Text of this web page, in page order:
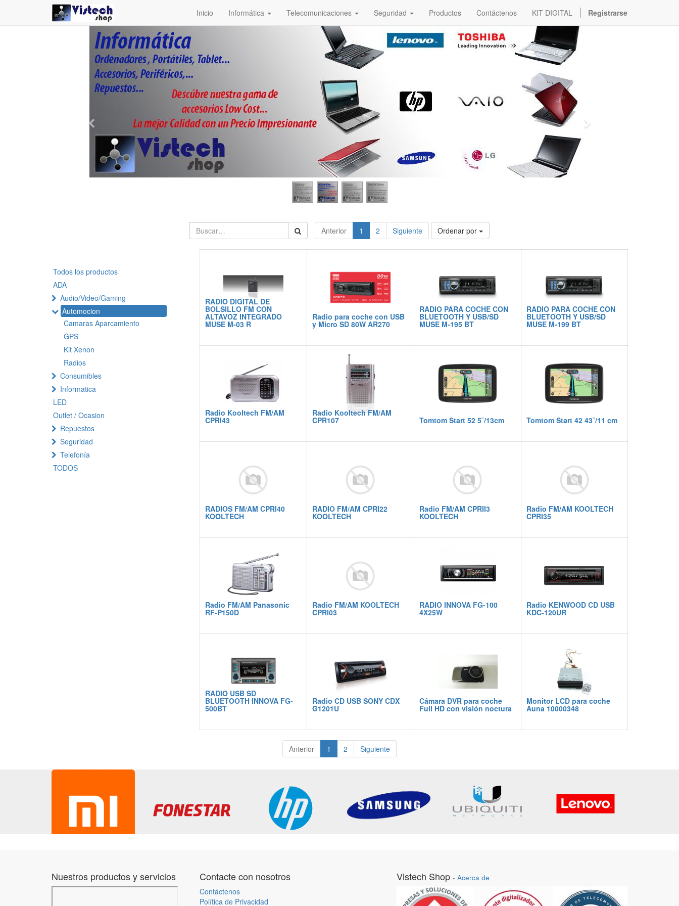
Inicio Informática Telecomunicaciones Seguridad Productos Contáctenos KIT DIGITAL Registrarse
Anterior 1 2 Siguiente Ordenar por
Todos los productos
ADA
Audio/Video/Gaming
Automocion
Camaras Aparcamiento
GPS
Kit Xenon
Radios
Consumibles
Informatica
LED
Outlet / Ocasion
Repuestos
Seguridad
Telefonía
TODOS
RADIO DIGITAL DE
BOLSILLO FM CON
ALTAVOZ INTEGRADO
MUSE M-03 R
Radio para coche con USB
y Micro SD 80W AR270
RADIO PARA COCHE CON
BLUETOOTH Y USB/SD
MUSE M-195 BT
RADIO PARA COCHE CON
BLUETOOTH Y USB/SD
MUSE M-199 BT
Radio Kooltech FM/AM
CPRI43
Radio Kooltech FM/AM
CPR107 Tomtom Start 52 5¨/13cm Tomtom Start 42 43¨/11 cm
RADIOS FM/AM CPRI40
KOOLTECH
RADIO FM/AM CPRI22
KOOLTECH
Radio FM/AM CPRII3
KOOLTECH
Radio FM/AM KOOLTECH
CPRI35
Radio FM/AM Panasonic
RF-P150D
Radio FM/AM KOOLTECH
CPRI03
RADIO INNOVA FG-100
4X25W
Radio KENWOOD CD USB
KDC-120UR
RADIO USB SD
BLUETOOTH INNOVA FG-
500BT
Radio CD USB SONY CDX
G1201U
Cámara DVR para coche
Full HD con visión noctura
Monitor LCD para coche
Auna 10000348
Anterior 1 2 Siguiente
Nuestros productos y servicios Contacte con nosotros
Contáctenos
Política de Privacidad
Vistech Shop - Acerca de